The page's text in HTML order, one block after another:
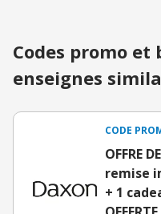
Codes promo et
enseignes
CODE
OFFRE
remise
+ 1